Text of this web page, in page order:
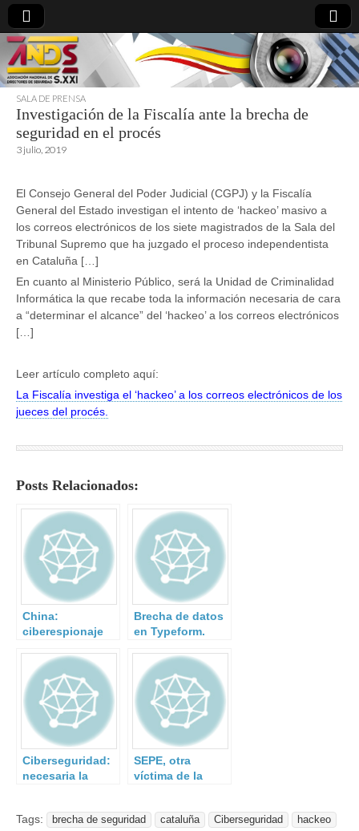
directoresdeseguridad.es
SALA DE PRENSA
Investigación de la Fiscalía ante la brecha de
seguridad en el procés
3 julio, 2019
El Consejo General del Poder Judicial (CGPJ) y la Fiscalía
General del Estado investigan el intento de ‘hackeo’ masivo a
los correos electrónicos de los siete magistrados de la Sala del
Tribunal Supremo que ha juzgado el proceso independentista
en Cataluña […]
En cuanto al Ministerio Público, será la Unidad de Criminalidad
Informática la que recabe toda la información necesaria de cara
a “determinar el alcance” del ‘hackeo’ a los correos electrónicos
[…]
Leer artículo completo aquí:
La Fiscalía investiga el ‘hackeo’ a los correos electrónicos de los
jueces del procés.
Posts Relacionados:
China:
ciberespionaje
Comac C919
Brecha de datos
en Typeform.
Ciberseguridad:
necesaria la
SEPE, otra
víctima de la
Tags:
brecha de seguridad cataluña Ciberseguridad
hackeo